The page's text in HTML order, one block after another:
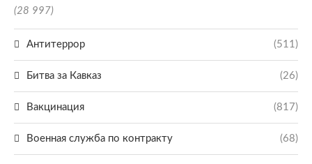
(28 997)
Антитеррор (511)
Битва за Кавказ (26)
Вакцинация (817)
Военная служба по контракту (68)